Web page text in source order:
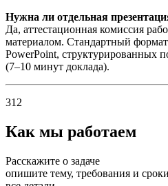
Нужна ли отдельная
Да, аттестационная комиссия
материалом. Стандартный
PowerPoint, структурированных
(7–10 минут доклада).
312
Как мы работаем
Расскажите о задаче
опишите тему, требования и